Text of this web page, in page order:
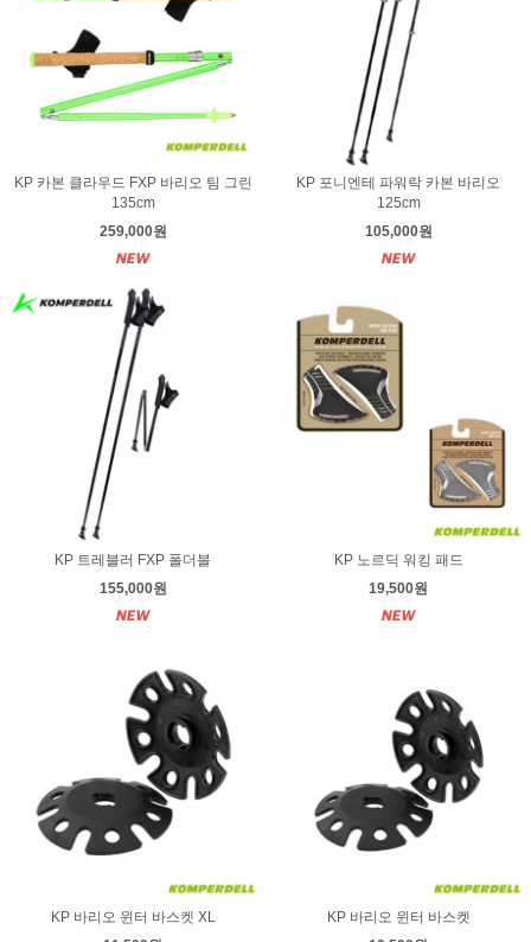
KP 카본 클라우드 FXP 바리오 팀 그린
135cm
259,000원
KP 포니엔테 파워락 카본 바리오
125cm
105,000원
KP 트레블러 FXP 폴더블
155,000원
KP 노르딕 워킹 패드
19,500원
KP 바리오 윈터 바스켓 XL
KP 바리오 윈터 바스켓